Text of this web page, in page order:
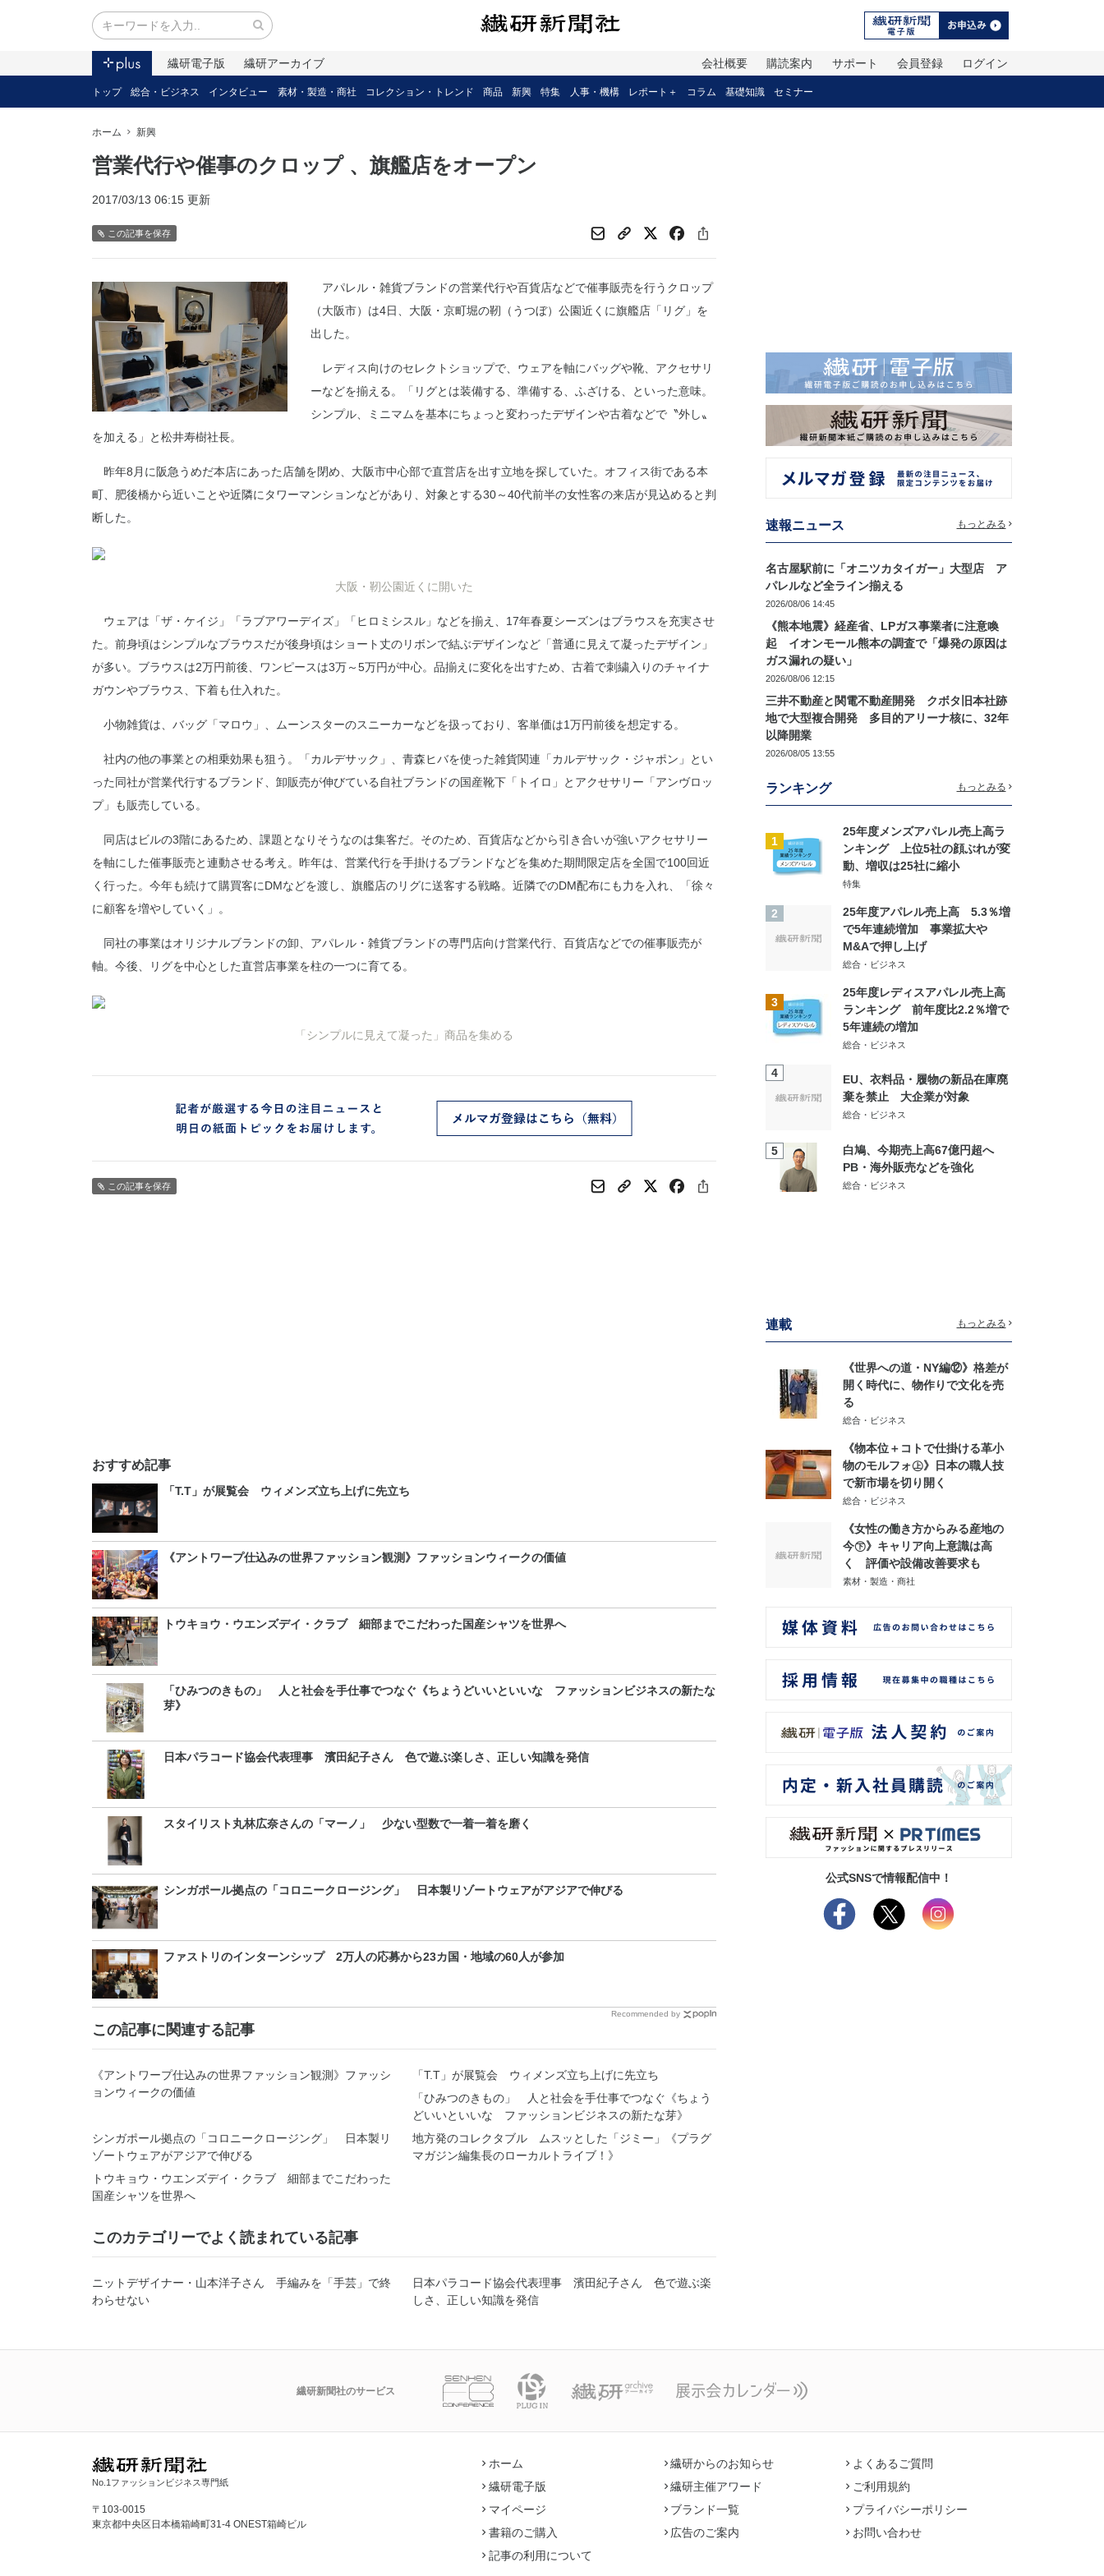
繊研電子版 繊研アーカイブ ログイン
会員登録
サポート
購読案内
会社概要
トップ 総合・ビジネス インタビュー 素材・製造・商社 コレクション・トレンド 商品 新興 特集 人事・機構 レポート＋ コラム 基礎知識 セミナー
ホーム 新興
営業代行や催事のクロップ 、旗艦店をオープン
2017/03/13 06:15 更新
この記事を保存
アパレル・雑貨ブランドの営業代行や百貨店などで催事販売を行うクロップ
（大阪市）は4日、大阪・京町堀の靭（うつぼ）公園近くに旗艦店「リグ」を
出した。
レディス向けのセレクトショップで、ウェアを軸にバッグや靴、アクセサリ
ーなどを揃える。「リグとは装備する、準備する、ふざける、といった意味。
シンプル、ミニマムを基本にちょっと変わったデザインや古着などで〝外し〟
を加える」と松井寿樹社長。
昨年8月に阪急うめだ本店にあった店舗を閉め、大阪市中心部で直営店を出す立地を探していた。オフィス街である本
町、肥後橋から近いことや近隣にタワーマンションなどがあり、対象とする30～40代前半の女性客の来店が見込めると判
断した。
大阪・靭公園近くに開いた
ウェアは「ザ・ケイジ」「ラブアワーデイズ」「ヒロミシスル」などを揃え、17年春夏シーズンはブラウスを充実させ
た。前身頃はシンプルなブラウスだが後身頃はショート丈のリボンで結ぶデザインなど「普通に見えて凝ったデザイン」
が多い。ブラウスは2万円前後、ワンピースは3万～5万円が中心。品揃えに変化を出すため、古着で刺繍入りのチャイナ
ガウンやブラウス、下着も仕入れた。
小物雑貨は、バッグ「マロウ」、ムーンスターのスニーカーなどを扱っており、客単価は1万円前後を想定する。
社内の他の事業との相乗効果も狙う。「カルデサック」、青森ヒバを使った雑貨関連「カルデサック・ジャポン」とい
った同社が営業代行するブランド、卸販売が伸びている自社ブランドの国産靴下「トイロ」とアクせサリー「アンヴロッ
プ」も販売している。
同店はビルの3階にあるため、課題となりそうなのは集客だ。そのため、百貨店などから引き合いが強いアクセサリー
を軸にした催事販売と連動させる考え。昨年は、営業代行を手掛けるブランドなどを集めた期間限定店を全国で100回近
く行った。今年も続けて購買客にDMなどを渡し、旗艦店のリグに送客する戦略。近隣でのDM配布にも力を入れ、「徐々
に顧客を増やしていく」。
同社の事業はオリジナルブランドの卸、アパレル・雑貨ブランドの専門店向け営業代行、百貨店などでの催事販売が
軸。今後、リグを中心とした直営店事業を柱の一つに育てる。
「シンプルに見えて凝った」商品を集める
この記事を保存
おすすめ記事
「T.T」が展覧会 ウィメンズ立ち上げに先立ち
《アントワープ仕込みの世界ファッション観測》ファッションウィークの価値
トウキョウ・ウエンズデイ・クラブ 細部までこだわった国産シャツを世界へ
「ひみつのきもの」 人と社会を手仕事でつなぐ《ちょうどいいといいな ファッションビジネスの新たな
芽》
日本パラコード協会代表理事 濱田紀子さん 色で遊ぶ楽しさ、正しい知識を発信
スタイリスト丸林広奈さんの「マーノ」 少ない型数で一着一着を磨く
シンガポール拠点の「コロニークロージング」 日本製リゾートウェアがアジアで伸びる
ファストリのインターンシップ 2万人の応募から23カ国・地域の60人が参加
Recommended by
この記事に関連する記事
《アントワープ仕込みの世界ファッション観測》ファッシ
ョンウィークの価値
「T.T」が展覧会 ウィメンズ立ち上げに先立ち
「ひみつのきもの」 人と社会を手仕事でつなぐ《ちょう
どいいといいな ファッションビジネスの新たな芽》
シンガポール拠点の「コロニークロージング」 日本製リ
ゾートウェアがアジアで伸びる
地方発のコレクタブル ムスッとした「ジミー」《プラグ
マガジン編集長のローカルトライブ！》
トウキョウ・ウエンズデイ・クラブ 細部までこだわった
国産シャツを世界へ
このカテゴリーでよく読まれている記事
ニットデザイナー・山本洋子さん 手編みを「手芸」で終
わらせない
日本パラコード協会代表理事 濱田紀子さん 色で遊ぶ楽
しさ、正しい知識を発信
速報ニュース もっとみる
名古屋駅前に「オニツカタイガー」大型店 ア
パレルなど全ライン揃える
2026/08/06 14:45
《熊本地震》経産省、LPガス事業者に注意喚
起 イオンモール熊本の調査で「爆発の原因は
ガス漏れの疑い」
2026/08/06 12:15
三井不動産と関電不動産開発 クボタ旧本社跡
地で大型複合開発 多目的アリーナ核に、32年
以降開業
2026/08/05 13:55
ランキング もっとみる
1
25年度メンズアパレル売上高ラ
ンキング 上位5社の顔ぶれが変
動、増収は25社に縮小
特集
2
25年度アパレル売上高 5.3％増
で5年連続増加 事業拡大や
M&Aで押し上げ
総合・ビジネス
3
25年度レディスアパレル売上高
ランキング 前年度比2.2％増で
5年連続の増加
総合・ビジネス
4
EU、衣料品・履物の新品在庫廃
棄を禁止 大企業が対象
総合・ビジネス
5
白鳩、今期売上高67億円超へ
PB・海外販売などを強化
総合・ビジネス
連載 もっとみる
《世界への道・NY編⑫》格差が
開く時代に、物作りで文化を売
る
総合・ビジネス
《物本位＋コトで仕掛ける革小
物のモルフォ㊤》日本の職人技
で新市場を切り開く
総合・ビジネス
《女性の働き方からみる産地の
今㊦》キャリア向上意識は高
く 評価や設備改善要求も
素材・製造・商社
公式SNSで情報配信中！
繊研新聞社のサービス
No.1ファッションビジネス専門紙
〒103-0015
東京都中央区日本橋箱崎町31-4 ONEST箱崎ビル
ホーム
繊研電子版
マイページ
書籍のご購入
記事の利用について
繊研からのお知らせ
繊研主催アワード
ブランド一覧
広告のご案内
よくあるご質問
ご利用規約
プライバシーポリシー
お問い合わせ